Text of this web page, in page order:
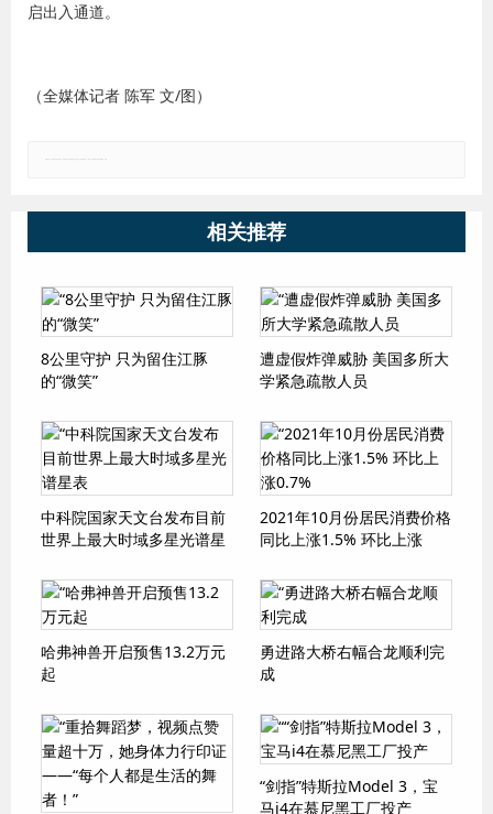
启出入通道。
（全媒体记者 陈军 文/图）
相关推荐
8公里守护 只为留住江豚
的“微笑”
遭虚假炸弹威胁 美国多所大
学紧急疏散人员
中科院国家天文台发布目前
世界上最大时域多星光谱星
2021年10月份居民消费价格
同比上涨1.5% 环比上涨
哈弗神兽开启预售13.2万元
起
勇进路大桥右幅合龙顺利完
成
“剑指”特斯拉Model 3，宝
马i4在慕尼黑工厂投产